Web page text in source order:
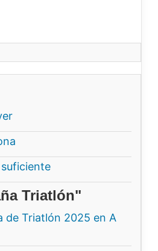
Triatlón"
de Triatlón 2025 en A